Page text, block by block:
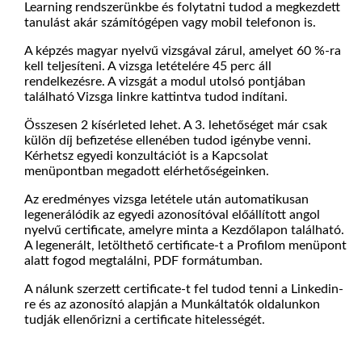
Learning rendszerünkbe és folytatni tudod a megkezdett
tanulást akár számítógépen vagy mobil telefonon is.
A képzés magyar nyelvű vizsgával zárul, amelyet 60 %-ra
kell teljesíteni. A vizsga letételére 45 perc áll
rendelkezésre. A vizsgát a modul utolsó pontjában
található Vizsga linkre kattintva tudod indítani.
Összesen 2 kísérleted lehet. A 3. lehetőséget már csak
külön díj befizetése ellenében tudod igénybe venni.
Kérhetsz egyedi konzultációt is a Kapcsolat
menüpontban megadott elérhetőségeinken.
Az eredményes vizsga letétele után automatikusan
legenerálódik az egyedi azonosítóval előállított angol
nyelvű certificate, amelyre minta a Kezdőlapon található.
A legenerált, letölthető certificate-t a Profilom menüpont
alatt fogod megtalálni, PDF formátumban.
A nálunk szerzett certificate-t fel tudod tenni a Linkedin-
re és az azonosító alapján a Munkáltatók oldalunkon
tudják ellenőrizni a certificate hitelességét.